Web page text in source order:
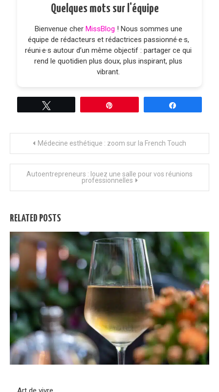
Quelques mots sur l'équipe
Bienvenue cher MissBlog ! Nous sommes une
équipe de rédacteurs et rédactrices passionné·e·s,
réuni·e·s autour d’un même objectif : partager ce qui
rend le quotidien plus doux, plus inspirant, plus
vibrant.
Navigation
de
l’article
Médecine esthétique : zoom sur la French Touch
Autoentrepreneurs : louez une salle pour vos réunions
professionnelles
RELATED POSTS